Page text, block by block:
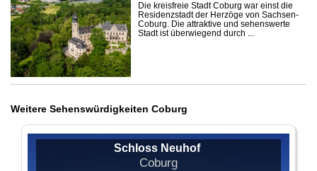
Die kreisfreie Stadt Coburg war einst die
Residenzstadt der Herzöge von Sachsen-
Coburg. Die attraktive und sehenswerte
Stadt ist überwiegend durch ...
Weitere Sehenswürdigkeiten Coburg
Schloss Neuhof
Coburg